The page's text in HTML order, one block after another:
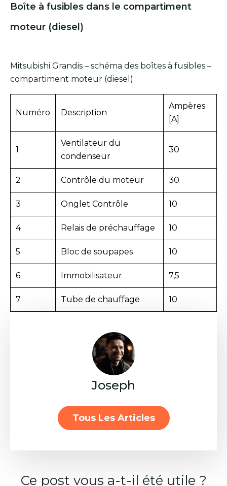
Boîte à fusibles dans le compartiment
moteur (diesel)
Mitsubishi Grandis – schéma des boîtes à fusibles –
compartiment moteur (diesel)
Numéro Description
Ampères
[A]
1
Ventilateur du
condenseur
30
2 Contrôle du moteur 30
3 Onglet Contrôle 10
4 Relais de préchauffage 10
5 Bloc de soupapes 10
6 Immobilisateur 7,5
7 Tube de chauffage 10
Joseph
Tous Les Articles
Ce post vous a-t-il été utile ?